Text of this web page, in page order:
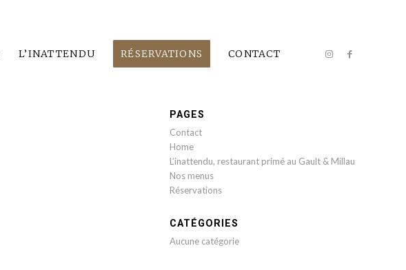
L’INATTENDU RÉSERVATIONS CONTACT
PAGES
Contact
Home
L’inattendu, restaurant primé au Gault & Millau
Nos menus
Réservations
CATÉGORIES
Aucune catégorie